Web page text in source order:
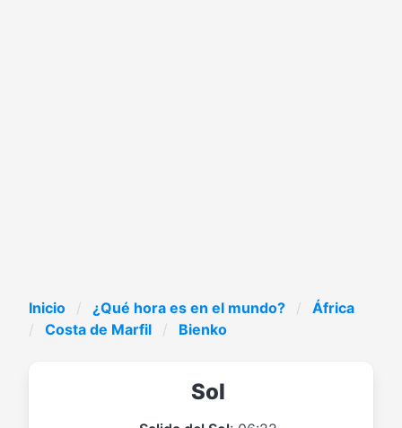
Inicio ¿Qué hora es en el mundo?
África
Costa de Marfil
Bienko
Sol